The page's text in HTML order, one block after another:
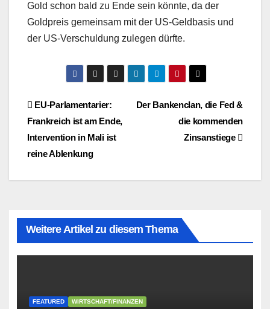
Gold schon bald zu Ende sein könnte, da der
Goldpreis gemeinsam mit der US-Geldbasis und
der US-Verschuldung zulegen dürfte.
BeitragsnavigationDer Bankenclan, die Fed &
die kommenden
Zinsanstiege
EU-Parlamentarier:
Frankreich ist am Ende,
Intervention in Mali ist
reine Ablenkung
Weitere Artikel zu diesem Thema
FEATURED WIRTSCHAFT/FINANZEN